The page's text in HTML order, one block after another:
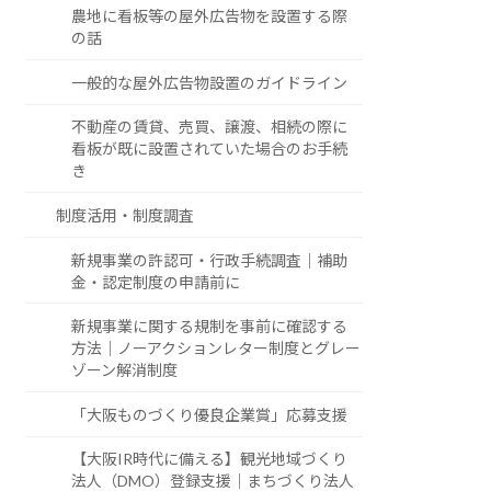
農地に看板等の屋外広告物を設置する際
の話
一般的な屋外広告物設置のガイドライン
不動産の賃貸、売買、譲渡、相続の際に
看板が既に設置されていた場合のお手続
き
制度活用・制度調査
新規事業の許認可・行政手続調査｜補助
金・認定制度の申請前に
新規事業に関する規制を事前に確認する
方法｜ノーアクションレター制度とグレー
ゾーン解消制度
「大阪ものづくり優良企業賞」応募支援
【大阪IR時代に備える】観光地域づくり
法人（DMO）登録支援｜まちづくり法人